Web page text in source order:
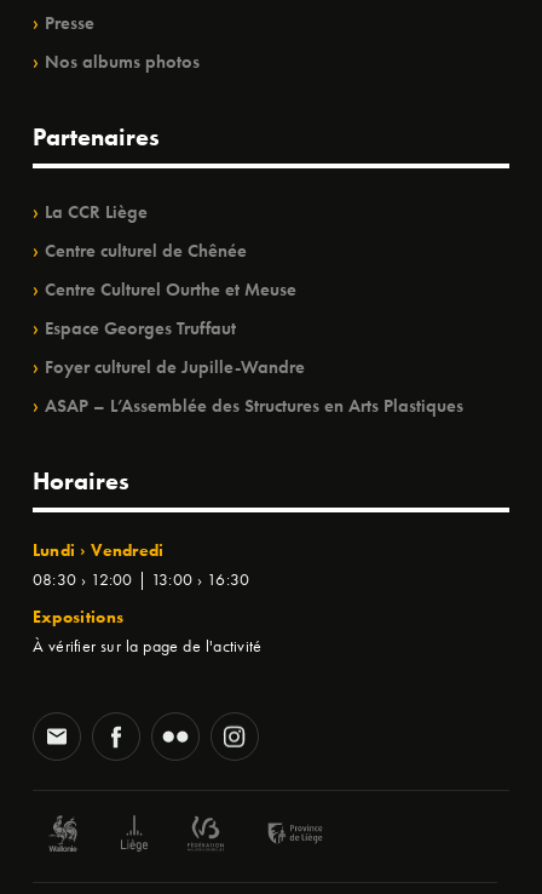
Presse
Nos albums photos
Partenaires
La CCR Liège
Centre culturel de Chênée
Centre Culturel Ourthe et Meuse
Espace Georges Truffaut
Foyer culturel de Jupille-Wandre
ASAP – L’Assemblée des Structures en Arts Plastiques
Horaires
Lundi › Vendredi
08:30 › 12:00 | 13:00 › 16:30
Expositions
À vérifier sur la page de l'activité